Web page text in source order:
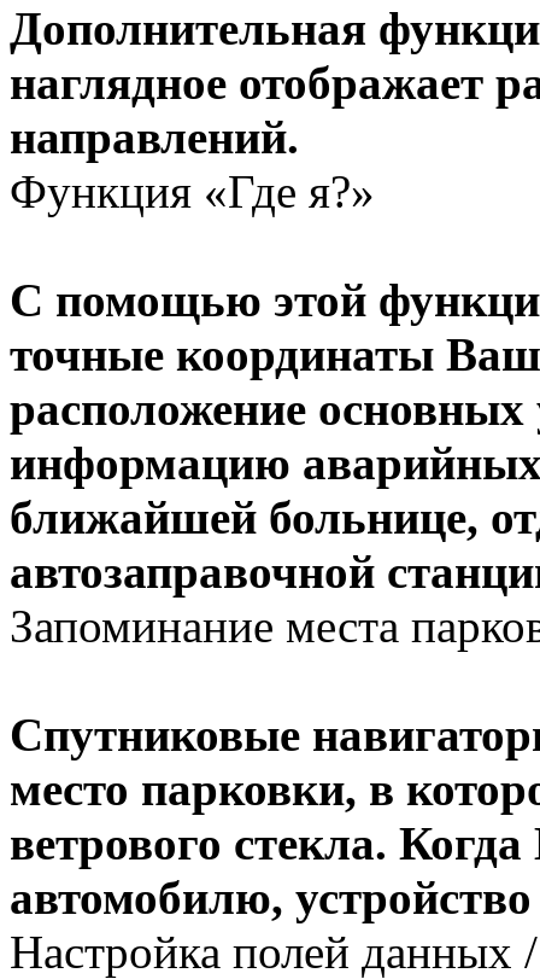
Дополнительная
наглядное отображает
направлений.
Функция «Где я?»
С помощью этой
точные координаты
расположение
информацию
ближайшей больнице,
автозаправочной
Запоминание места
Спутниковые
место парковки, в
ветрового стекла.
автомобилю,
Настройка полей данных